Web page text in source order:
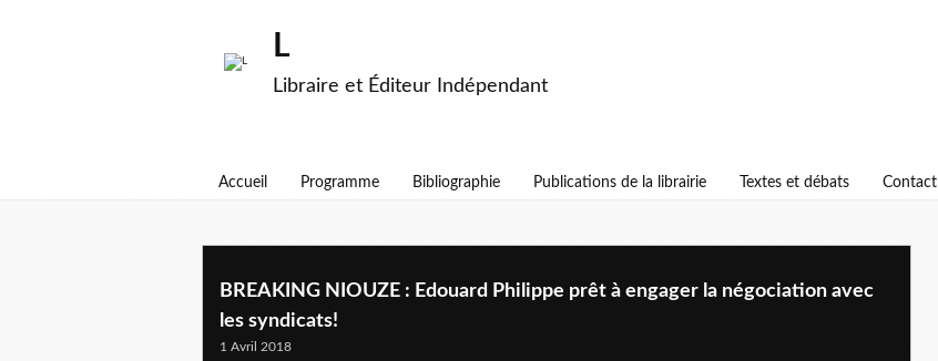
L
Libraire et Éditeur Indépendant
Accueil Programme Bibliographie Publications de la librairie Textes et débats Contact
BREAKING NIOUZE : Edouard Philippe prêt à engager la négociation avec
les syndicats!
1 Avril 2018